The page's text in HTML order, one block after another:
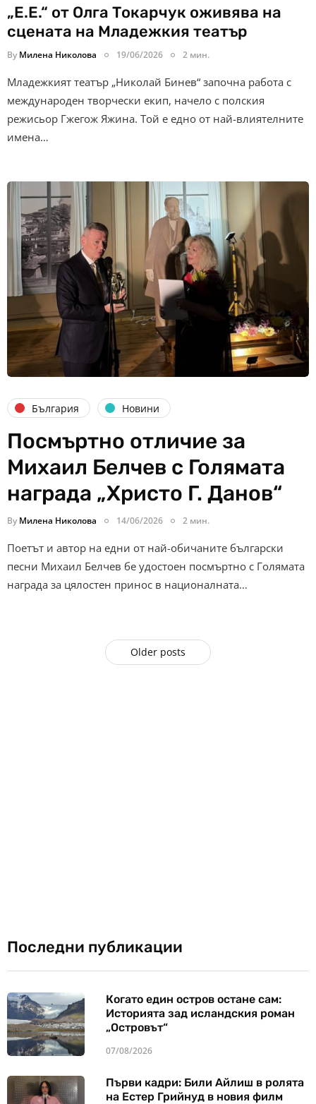
„Е.Е.“ от Олга Токарчук оживява на
сцената на Младежкия театър
By Милена Николова 19/06/2026 2 мин.
Младежкият театър „Николай Бинев“ започна работа с
международен творчески екип, начело с полския
режисьор Гжегож Яжина. Той е едно от най-влиятелните
имена…
България Новини
Посмъртно отличие за
Михаил Белчев с Голямата
награда „Христо Г. Данов“
By Милена Николова 14/06/2026 2 мин.
Поетът и автор на едни от най-обичаните български
песни Михаил Белчев бе удостоен посмъртно с Голямата
награда за цялостен принос в националната…
Older posts
Последни публикации
Когато един остров остане сам:
Историята зад исландския роман
„Островът“
07/08/2026
Първи кадри: Били Айлиш в ролята
на Естер Грийнуд в новия филм